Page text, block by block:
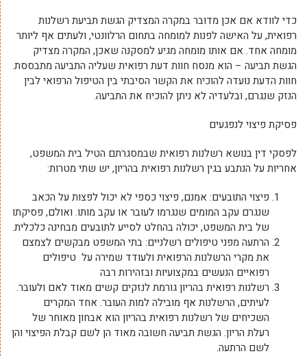
כדי לוודא אם אכן מדובר במקרה המצדיק הגשת תביעת רשלנות
רפואית, על האישה לפנות למומחה בתחום הרלוונטי, ולעתים אף ליותר
מומחה אחד. אם אותו מומחה מגיע למסקנה שאכן, המקרה מצדיק
הגשת תביעה – הוא מנסח חוות דעת רפואית שעליה התביעה מתבססת.
חוות הדעת נועדה להוכיח את הקשר הסיבתי בין הטיפול הרפואי לבין
הנזק שנגרם, ובלעדיה לא ניתן להוכיח את התביעה.
פסיקת פיצוי לנפגעים
לפסקי דין בנושא רשלנות רפואית שבמסגרתם הטיל בית המשפט,
אחריות על הנתבע בגין רשלנות רפואית בהריון, יש שתי מטרות:
פיצוי התובעים: אמנם, פיצוי כספי לא יכול לפצות על הכאב
שנגרם עקב המומים שנגרמו לעובר או עקב מותו. ואולם, פסיקתו
של בית המשפט, יכולה בהחלט לסייע לתובעים מבחינה כלכלית.
הרתעה מפני טיפולים רשלניים: בתי המשפט מבקשים לצמצם
את מקרי הרשלנות הרפואית ולעודד שמירה על טיפולים
רפואיים הנעשים במקצועיות ובזהירות רבה
רשלנות רפואית בהריון גורמת לנזקים קשים מאוד לאם ולעובר.
לעיתים, הרשלנות אף מובילה למות העובר. אחד המקרים
השכיחים של רשלנות רפואית בהריון הוא אבחון מאוחר של
רעלת הריון. הגשת תביעה חשובה מאוד הן לשם קבלת הפיצוי והן
לשם הרתעה.